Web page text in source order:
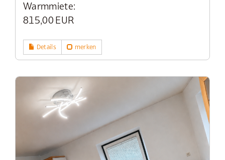
Warmmiete:
815,00 EUR
Details merken